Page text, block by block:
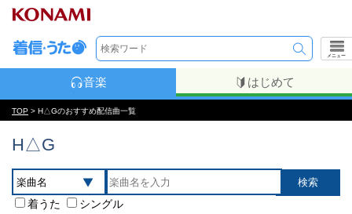
メニュー
音楽 はじめて
TOP > H△Gのおすすめ配信曲一覧
H△G
着うた シングル